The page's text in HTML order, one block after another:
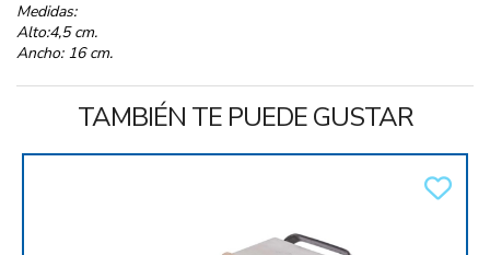
Medidas:
Alto:4,5 cm.
Ancho: 16 cm.
TAMBIÉN TE PUEDE GUSTAR